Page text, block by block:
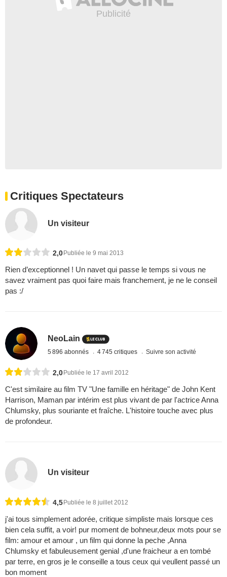
Critiques Spectateurs
Un visiteur
2,0 Publiée le 9 mai 2013
Rien d’exceptionnel ! Un navet qui passe le temps si vous ne
savez vraiment pas quoi faire mais franchement, je ne le conseil
pas :/
NeoLain
5 896 abonnés 4 745 critiques Suivre son activité
2,0Publiée le 17 avril 2012
C'est similaire au film TV "Une famille en héritage" de John Kent
Harrison, Maman par intérim est plus vivant de par l'actrice Anna
Chlumsky, plus souriante et fraîche. L'histoire touche avec plus
de profondeur.
Un visiteur
4,5Publiée le 8 juillet 2012
j'ai tous simplement adorée, critique simpliste mais lorsque ces
bien cela suffit, a voir! pur moment de bohneur,deux mots pour se
film: amour et amour , un film qui donne la peche ,Anna
Chlumsky et fabuleusement genial ,d'une fraicheur a en tombé
par terre, en gros je le conseille a tous ceux qui veullent passé un
bon moment